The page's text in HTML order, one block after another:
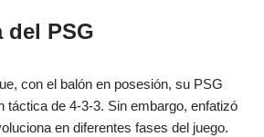
del PSG
con el balón en posesión, su PSG
táctica de 4-3-3. Sin embargo, enfatizó
en diferentes fases del juego.